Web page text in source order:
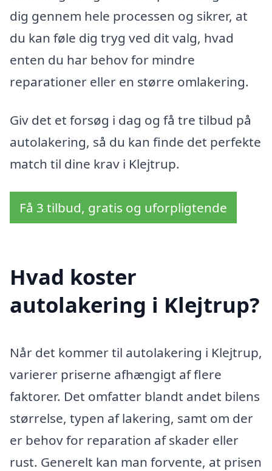
dig gennem hele processen og sikrer, at
du kan føle dig tryg ved dit valg, hvad
enten du har behov for mindre
reparationer eller en større omlakering.
Giv det et forsøg i dag og få tre tilbud på
autolakering, så du kan finde det perfekte
match til dine krav i Klejtrup.
Få 3 tilbud, gratis og uforpligtende
Hvad koster
autolakering i Klejtrup?
Når det kommer til autolakering i Klejtrup,
varierer priserne afhængigt af flere
faktorer. Det omfatter blandt andet bilens
størrelse, typen af lakering, samt om der
er behov for reparation af skader eller
rust. Generelt kan man forvente, at prisen